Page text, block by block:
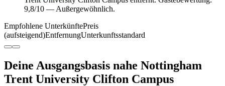
9,8/10 — Außergewöhnlich.
Empfohlene UnterkünftePreis
(aufsteigend)EntfernungUnterkunftsstandard
Deine Ausgangsbasis nahe Nottingham
Trent University Clifton Campus